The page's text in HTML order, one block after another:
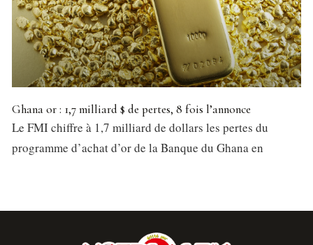
Ghana or : 1,7 milliard $ de pertes, 8 fois l’annonce
Le FMI chiffre à 1,7 milliard de dollars les pertes du
programme d’achat d’or de la Banque du Ghana en